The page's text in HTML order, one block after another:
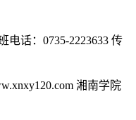
电话：0735-2223633 传
湘南学院